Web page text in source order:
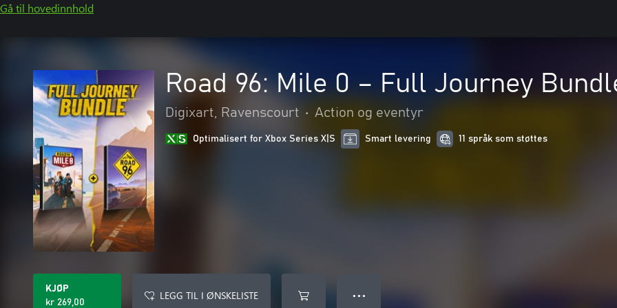
Gå til hovedinnhold
Road 96: Mile 0 – Full Journey
Digixart, Ravenscourt • Action og eventyr
Optimalisert for Xbox Series X|S Smart levering 11 språk som støttes
KJØP
kr 269,00
LEGG TIL I ØNSKELISTE ● ● ●